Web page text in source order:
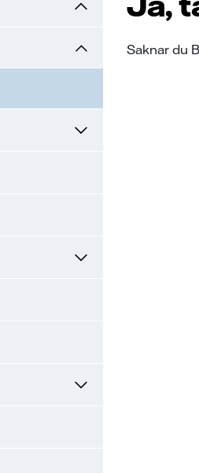
Saknar du